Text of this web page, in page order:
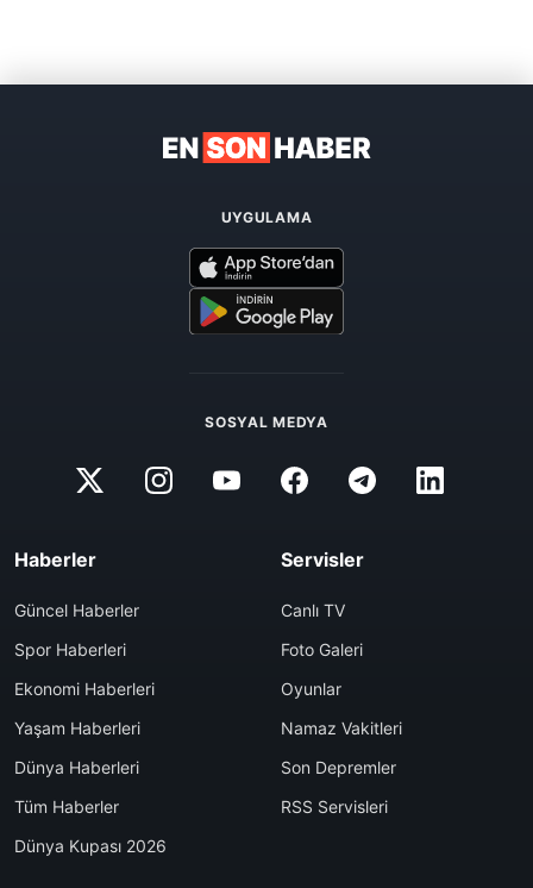
UYGULAMA
SOSYAL MEDYA
Haberler
Güncel Haberler
Spor Haberleri
Ekonomi Haberleri
Yaşam Haberleri
Dünya Haberleri
Tüm Haberler
Dünya Kupası 2026
Servisler
Canlı TV
Foto Galeri
Oyunlar
Namaz Vakitleri
Son Depremler
RSS Servisleri